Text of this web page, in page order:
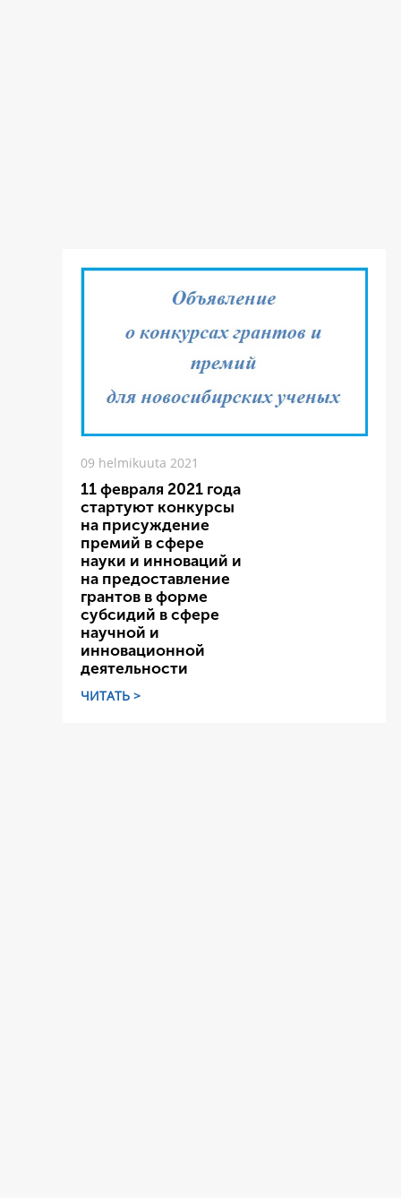
09 helmikuuta 2021
11 февраля 2021 года
стартуют конкурсы
на присуждение
премий в сфере
науки и инноваций и
на предоставление
грантов в форме
субсидий в сфере
научной и
инновационной
деятельности
ЧИТАТЬ >